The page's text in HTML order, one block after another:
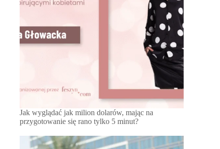
Jak wyglądać jak milion dolarów, mając na
przygotowanie się rano tylko 5 minut?